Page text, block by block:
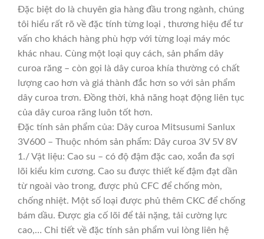
Đặc biệt do là chuyên gia hàng đầu trong ngành, chúng
tôi hiểu rất rõ về đặc tính từng loại , thương hiệu để tư
vấn cho khách hàng phù hợp với từng loại máy móc
khác nhau. Cùng một loại quy cách, sản phẩm dây
curoa răng – còn gọi là dây curoa khía thường có chất
lượng cao hơn và giá thành đắc hơn so với sản phẩm
dây curoa trơn. Đồng thời, khả năng hoạt động liên tục
của dây curoa răng luôn tốt hơn.
Đặc tính sản phẩm của: Dây curoa Mitsusumi Sanlux
3V600 – Thuộc nhóm sản phẩm: Dây curoa 3V 5V 8V
1./ Vật liệu: Cao su – có độ đậm đặc cao, xoắn đa sợi
lõi kiểu kim cương. Cao su được thiết kế đậm đạt dần
từ ngoài vào trong, được phủ CFC để chống mòn,
chống nhiệt. Một số loại được phủ thêm CKC để chống
bám dầu. Được gia cố lõi để tải nặng, tải cường lực
cao,… Chi tiết về đặc tính sản phẩm vui lòng liên hệ